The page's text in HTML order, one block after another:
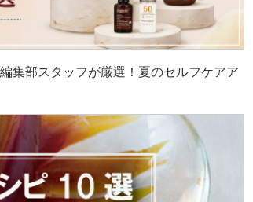
集部スタッフが厳選！夏のセルフケアア